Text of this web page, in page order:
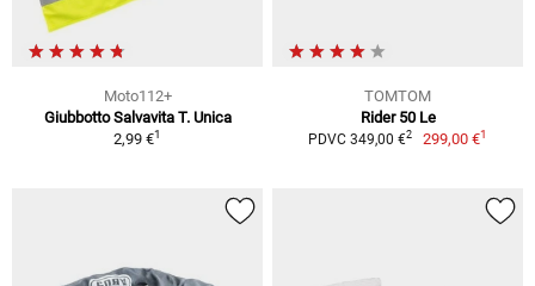
Moto112+
Giubbotto Salvavita T. Unica
2,99 €1
TOMTOM
Rider 50 Le
PDVC 349,00 €2 299,00 €1